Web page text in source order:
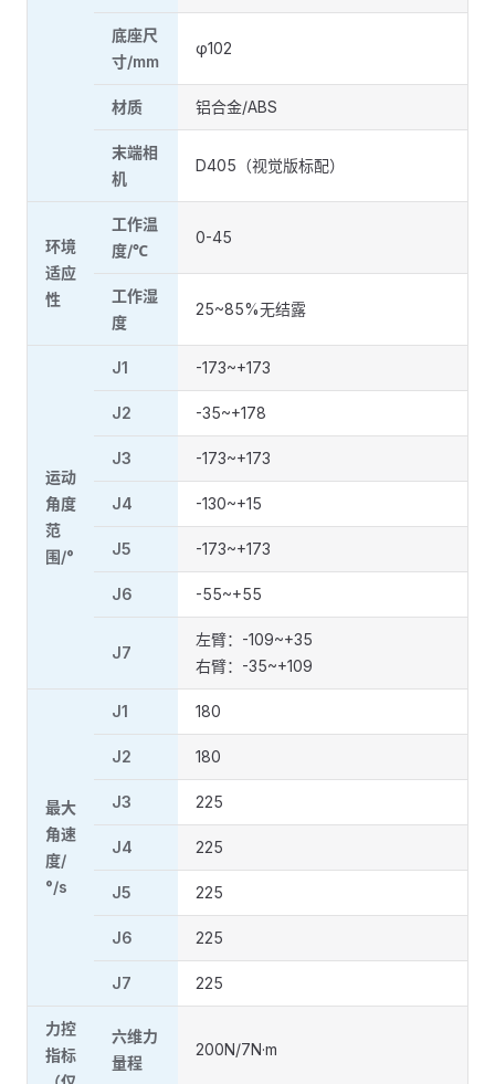
底座尺
寸/mm
φ102
材质 铝合金/ABS
末端相
机
D405（视觉版标配）
环境
适应
性
工作温
度/℃
0-45
工作湿
度
25~85%无结露
运动
角度
范
围/°
J1 -173~+173
J2 -35~+178
J3 -173~+173
J4 -130~+15
J5 -173~+173
J6 -55~+55
J7
左臂：-109~+35
右臂：-35~+109
最大
角速
度/
°/s
J1 180
J2 180
J3 225
J4 225
J5 225
J6 225
J7 225
力控
指标
六维力
量程
200N/7N·m